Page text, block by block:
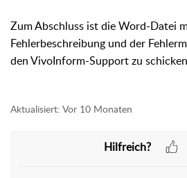
Zum Abschluss ist die Word-Datei
Fehlerbeschreibung und der
den VivoInform-Support zu
Aktualisiert: Vor 10 Monaten
Hilfreich?